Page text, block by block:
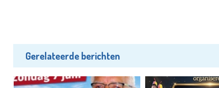
Gerelateerde berichten